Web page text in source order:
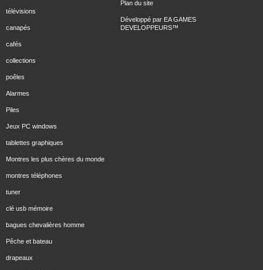
télévisions
canapés
cafés
collections
poêles
Alarmes
Piles
Jeux PC windows
tablettes graphiques
Montres les plus chères du monde
montres téléphones
tuner
clé usb mémoire
bagues chevalières homme
Pêche et bateau
drapeaux
Plan du site
Développé par EA GAMES
DEVELOPPEURS™